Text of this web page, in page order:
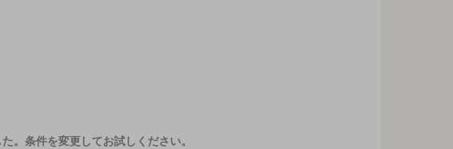
。 条件を変更してお試しください。